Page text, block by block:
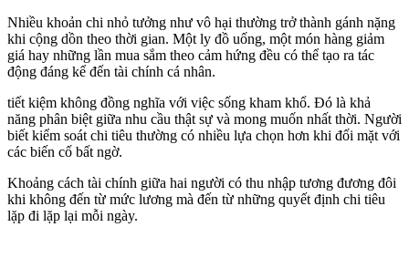
Nhiều khoản chi nhỏ tưởng như vô hại thường trở thành gánh nặng
khi cộng dồn theo thời gian. Một ly đồ uống, một món hàng giảm
giá hay những lần mua sắm theo cảm hứng đều có thể tạo ra tác
động đáng kể đến tài chính cá nhân.
tiết kiệm không đồng nghĩa với việc sống kham khổ. Đó là khả
năng phân biệt giữa nhu cầu thật sự và mong muốn nhất thời. Người
biết kiểm soát chi tiêu thường có nhiều lựa chọn hơn khi đối mặt với
các biến cố bất ngờ.
Khoảng cách tài chính giữa hai người có thu nhập tương đương đôi
khi không đến từ mức lương mà đến từ những quyết định chi tiêu
lặp đi lặp lại mỗi ngày.